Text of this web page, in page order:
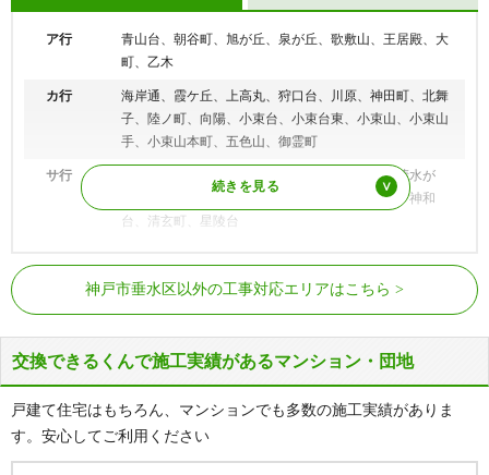
ア行
青山台、朝谷町、旭が丘、泉が丘、歌敷山、王居殿、大
町、乙木
カ行
海岸通、霞ケ丘、上高丸、狩口台、川原、神田町、北舞
子、陸ノ町、向陽、小束台、小束台東、小束山、小束山
手、小束山本町、五色山、御霊町
サ行
坂上、潮見が丘、塩屋北町、塩屋台、塩屋町、清水が
丘、清水通、下畑町、松風台、城が山、神陵台、神和
台、清玄町、星陵台
ナ行 仲田、中道、西舞子、西脇、野田通
田、星が丘、本多聞
マ行
舞子坂、舞子台、舞多聞西、舞多聞東、学が丘、瑞ケ
台
JR神戸線 塩屋駅、垂水駅、舞子駅
山陽塩屋駅、滝の茶屋駅、東垂水駅、
神戸市垂水区以外の工事対応エリアはこちら
交換できるくんで施工実績があるマンション・団地
戸建て住宅はもちろん、マンションでも多数の施工実績がありま
す。安心してご利用ください